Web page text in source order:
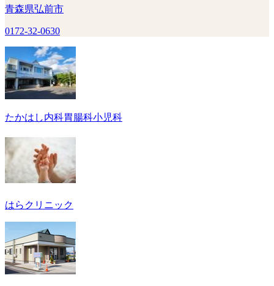
青森県弘前市
0172-32-0630
たかはし内科胃腸科小児科
はらクリニック